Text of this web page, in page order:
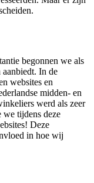
begonnen we als
In de
websites en
midden- en
werd als zeer
we tijdens deze
Deze
in hoe wij